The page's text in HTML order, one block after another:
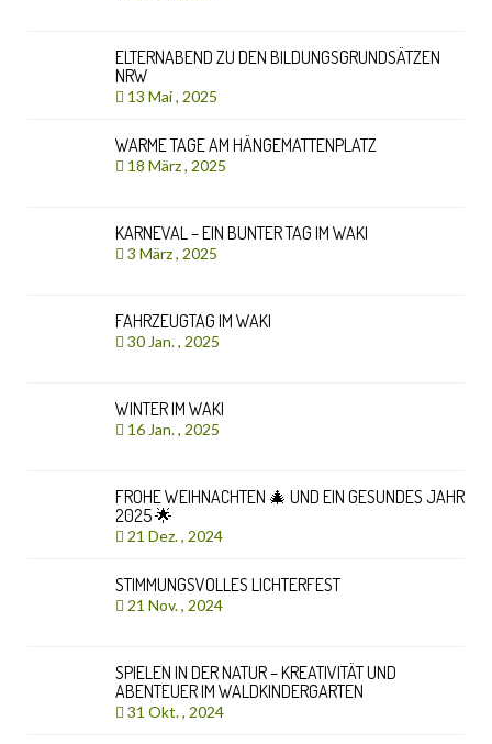
ELTERNABEND ZU DEN BILDUNGSGRUNDSÄTZEN
NRW
13 Mai , 2025
WARME TAGE AM HÄNGEMATTENPLATZ
18 März , 2025
KARNEVAL – EIN BUNTER TAG IM WAKI
3 März , 2025
FAHRZEUGTAG IM WAKI
30 Jan. , 2025
WINTER IM WAKI
16 Jan. , 2025
FROHE WEIHNACHTEN 🎄 UND EIN GESUNDES JAHR
2025 🌟
21 Dez. , 2024
STIMMUNGSVOLLES LICHTERFEST
21 Nov. , 2024
SPIELEN IN DER NATUR – KREATIVITÄT UND
ABENTEUER IM WALDKINDERGARTEN
31 Okt. , 2024